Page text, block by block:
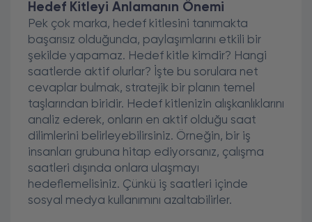
Hedef Kitleyi Anlamanın Önemi
Pek çok marka, hedef kitlesini tanımakta
başarısız olduğunda, paylaşımlarını etkili bir
şekilde yapamaz. Hedef kitle kimdir? Hangi
saatlerde aktif olurlar? İşte bu sorulara net
cevaplar bulmak, stratejik bir planın temel
taşlarından biridir. Hedef kitlenizin alışkanlıklarını
analiz ederek, onların en aktif olduğu saat
dilimlerini belirleyebilirsiniz. Örneğin, bir iş
insanları grubuna hitap ediyorsanız, çalışma
saatleri dışında onlara ulaşmayı
hedeflemelisiniz. Çünkü iş saatleri içinde
sosyal medya kullanımını azaltabilirler.